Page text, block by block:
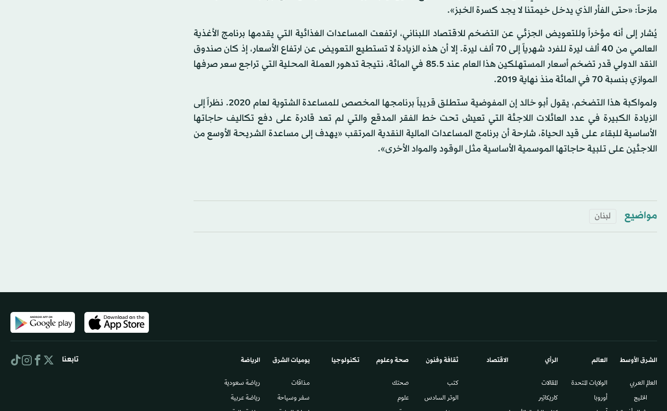
مازحاً: «حتى الفأر الذي يدخل خيمتنا لا يجد كسرة الخبز».
يُشار إلى أنه مؤخراً وللتعويض الجزئي عن التضخم للاقتصاد اللبناني، ارتفعت المساعدات الغذائية التي يقدمها برنامج الأغذية
العالمي من 40 ألف ليرة للفرد شهرياً إلى 70 ألف ليرة. إلا أن هذه الزيادة لا تستطيع التعويض عن ارتفاع الأسعار، إذ كان صندوق
النقد الدولي قدر تضخم أسعار المستهلكين هذا العام عند 85.5 في المائة، نتيجة تدهور العملة المحلية التي تراجع سعر صرفها
الموازي بنسبة 70 في المائة‏ منذ نهاية 2019.
ولمواكبة هذا التضخم، يقول أبو خالد إن المفوضية ستطلق قريباً برنامجها المخصص للمساعدة الشتوية لعام 2020. نظراً إلى
الزيادة الكبيرة في عدد العائلات اللاجئة التي تعيش تحت خط الفقر المدقع والتي لم تعد قادرة على دفع تكاليف حاجاتها
الأساسية للبقاء على قيد الحياة، شارحة أن برنامج المساعدات المالية النقدية المرتقب «يهدف إلى مساعدة الشريحة الأوسع من
اللاجئين على تلبية حاجاتها الموسمية الأساسية مثل الوقود والمواد الأخرى».
مواضيع لبنان
الشرق الأوسط​
العالم العربي
الخليج
العالم
الولايات المتحدة
أوروبا
الرأي
المقالات
كاريكاتير
الاقتصاد ثقافة وفنون
كتب
الوتر السادس​
صحة وعلوم
صحتك
علوم
تكنولوجيا يوميات الشرق​
مذاقات
سفر وسياحة
الرياضة
رياضة سعودية
رياضة عربية
تابعنا